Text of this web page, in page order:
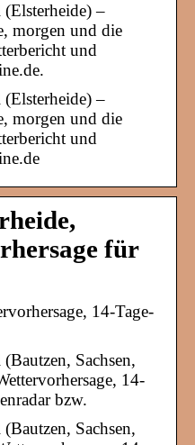
–
morgen und die
und
–
morgen und die
und
für
14-Tage-
Sachsen,
14-
bzw.
Sachsen,